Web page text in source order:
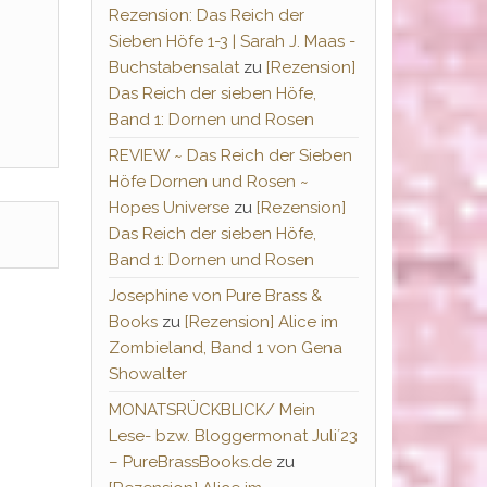
Rezension: Das Reich der
Sieben Höfe 1-3 | Sarah J. Maas -
Buchstabensalatzu [Rezension]
Das Reich der sieben Höfe,
Band 1: Dornen und Rosen
REVIEW ~ Das Reich der Sieben
Höfe Dornen und Rosen ~
Hopes Universezu [Rezension]
Das Reich der sieben Höfe,
Band 1: Dornen und Rosen
Josephine von Pure Brass &
Bookszu [Rezension] Alice im
Zombieland, Band 1 von Gena
Showalter
MONATSRÜCKBLICK/ Mein
Lese- bzw. Bloggermonat Juli´23
– PureBrassBooks.dezu